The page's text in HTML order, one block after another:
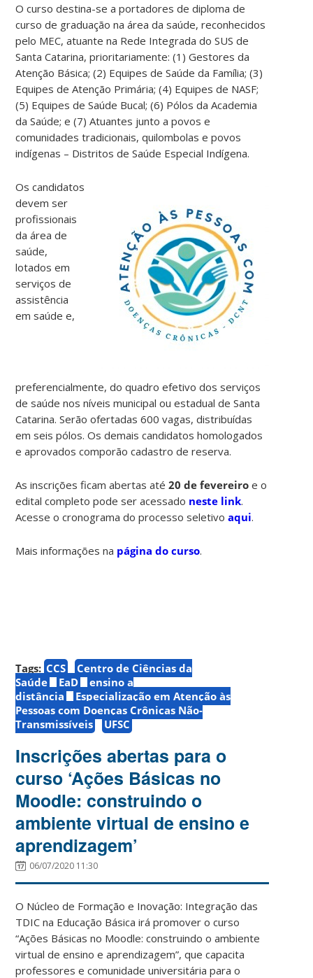
O curso destina-se a portadores de diploma de
curso de graduação na área da saúde, reconhecidos
pelo MEC, atuante na Rede Integrada do SUS de
Santa Catarina, prioritariamente: (1) Gestores da
Atenção Básica; (2) Equipes de Saúde da Família; (3)
Equipes de Atenção Primária; (4) Equipes de NASF;
(5) Equipes de Saúde Bucal; (6) Pólos da Academia
da Saúde; e (7) Atuantes junto a povos e
comunidades tradicionais, quilombolas e povos
indígenas – Distritos de Saúde Especial Indígena.
Os candidatos
devem ser
profissionais
da área de
saúde,
lotados em
serviços de
assistência
em saúde e,
preferencialmente, do quadro efetivo dos serviços
de saúde nos níveis municipal ou estadual de Santa
Catarina. Serão ofertadas 600 vagas, distribuídas
em seis pólos. Os demais candidatos homologados
e aprovados comporão cadastro de reserva.
As inscrições ficam abertas até20 de fevereiro e o
edital completo pode ser acessado neste link.
Acesse o cronograma do processo seletivoaqui.
Mais informações na página do curso.
Tags: CCS
Centro de Ciências da
Saúde
EaD
ensino a
distância
Especialização em Atenção às
Pessoas com Doenças Crônicas Não-
Transmissíveis
UFSC
Inscrições abertas para o
curso ‘Ações Básicas no
Moodle: construindo o
ambiente virtual de ensino e
aprendizagem’
06/07/2020 11:30
O Núcleo de Formação e Inovação: Integração das
TDIC na Educação Básica irá promover o curso
“Ações Básicas no Moodle: construindo o ambiente
virtual de ensino e aprendizagem”, que capacita
professores e comunidade universitária para o